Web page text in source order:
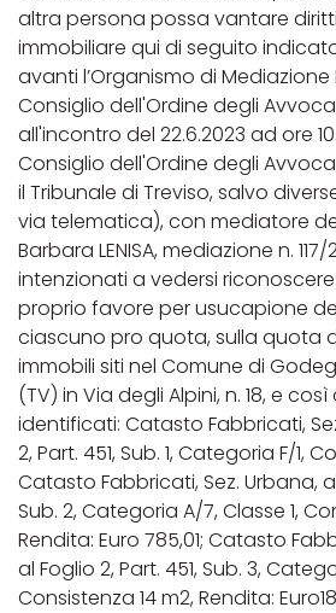
altra persona possa vantare
immobiliare qui di seguito
avanti l’Organismo di Mediazione
Consiglio dell'Ordine degli
all'incontro del 22.6.2023 ad ore
Consiglio dell'Ordine degli
il Tribunale di Treviso, salvo
via telematica), con mediatore
Barbara LENISA, mediazione n.
intenzionati a vedersi
proprio favore per usucapione
ciascuno pro quota, sulla quota
immobili siti nel Comune di
(TV) in Via degli Alpini, n. 18, e
identificati: Catasto Fabbricati,
2, Part. 451, Sub. 1, Categoria F/1,
Catasto Fabbricati, Sez. Urbana,
Sub. 2, Categoria A/7, Classe 1,
Rendita: Euro 785,01; Catasto
al Foglio 2, Part. 451, Sub. 3,
Consistenza 14 m2, Rendita: